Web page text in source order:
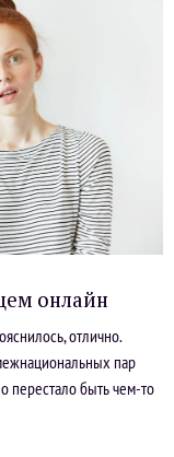
онлайн
отлично.
пар
перестало быть чем-то